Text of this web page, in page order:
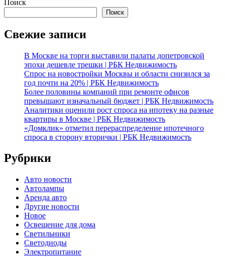
Поиск
Поиск
Свежие записи
В Москве на торги выставили палаты допетровской
эпохи дешевле трешки | РБК Недвижимость
Спрос на новостройки Москвы и области снизился за
год почти на 20% | РБК Недвижимость
Более половины компаний при ремонте офисов
превышают изначальный бюджет | РБК Недвижимость
Аналитики оценили рост спроса на ипотеку на разные
квартиры в Москве | РБК Недвижимость
«Домклик» отметил перераспределение ипотечного
спроса в сторону вторички | РБК Недвижимость
Рубрики
Авто новости
Автолампы
Аренда авто
Другие новости
Новое
Освещение для дома
Светильники
Светодиоды
Электропитание